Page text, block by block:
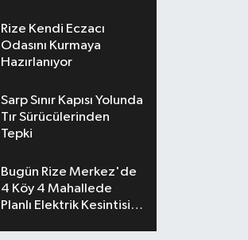
Belli Oldu
Rize Kendi Eczacı
Odasını Kurmaya
Hazırlanıyor
Sarp Sınır Kapısı Yolunda
Tır Sürücülerinden
Tepki
Bugün Rize Merkez'de
4 Köy 4 Mahallede
Planlı Elektrik Kesintisi